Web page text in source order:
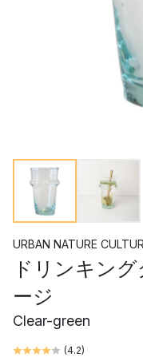
URBAN NATURE
ドリンキン
ージ
Clear-green
(4.2)